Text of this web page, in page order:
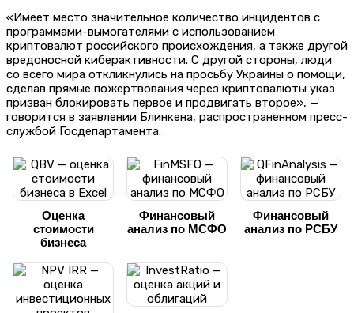
«Имеет место значительное количество инцидентов с
программами-вымогателями с использованием
криптовалют российского происхождения, а также другой
вредоносной киберактивности. С другой стороны, люди
со всего мира откликнулись на просьбу Украины о помощи,
сделав прямые пожертвования через криптовалюты указ
призван блокировать первое и продвигать второе», —
говорится в заявлении Блинкена, распространенном пресс-
службой Госдепартамента.
Оценка
стоимости
бизнеса
Финансовый
анализ по МСФО
Финансовый
анализ по РСБУ